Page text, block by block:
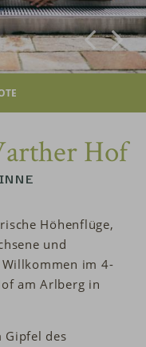
Hof
Höhenflüge,
und
im 4-
am Arlberg in
Gipfel des